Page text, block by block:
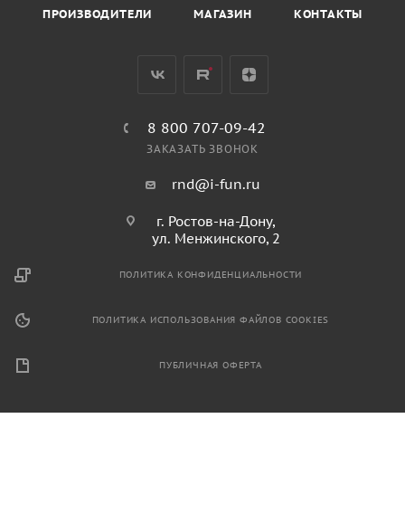
ПРОИЗВОДИТЕЛИ МАГАЗИН КОНТАКТЫ
8 800 707-09-42
ЗАКАЗАТЬ ЗВОНОК
rnd@i-fun.ru
г. Ростов-на-Дону,
ул. Менжинского, 2
ПОЛИТИКА КОНФИДЕНЦИАЛЬНОСТИ
ПОЛИТИКА ИСПОЛЬЗОВАНИЯ ФАЙЛОВ COOKIES
ПУБЛИЧНАЯ ОФЕРТА